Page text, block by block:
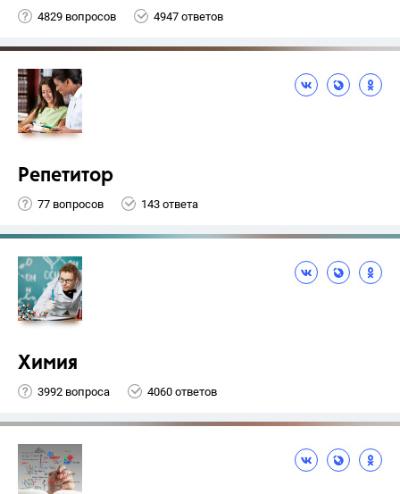
4829 вопросов 4947 ответов
Репетитор
77 вопросов 143 ответа
Химия
3992 вопроса 4060 ответов